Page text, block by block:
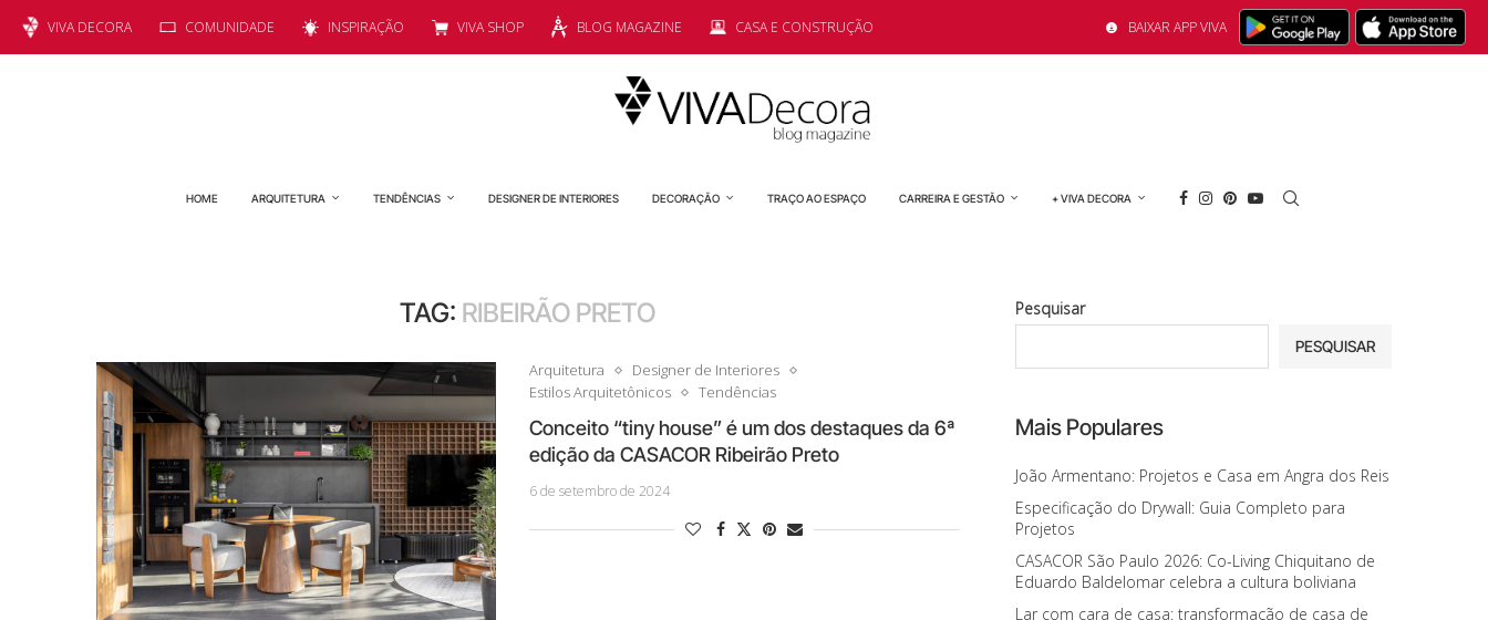
VIVA DECORA COMUNIDADE INSPIRAÇÃO VIVA SHOP BLOG MAGAZINE CASA E CONSTRUÇÃO BAIXAR APP VIVA
HOME ARQUITETURA TENDÊNCIAS DESIGNER DE INTERIORES DECORAÇÃO TRAÇO AO ESPAÇO CARREIRA E GESTÃO + VIVA DECORA
TAG: RIBEIRÃO PRETO
Arquitetura
Designer de Interiores
Estilos Arquitetônicos
Tendências
Conceito “tiny house” é um dos destaques da 6ª
edição da CASACOR Ribeirão Preto
6 de setembro de 2024
Pesquisar
PESQUISAR
Mais Populares
João Armentano: Projetos e Casa em Angra dos Reis
Especificação do Drywall: Guia Completo para
Projetos
CASACOR São Paulo 2026: Co-Living Chiquitano de
Eduardo Baldelomar celebra a cultura boliviana
Lar com cara de casa: transformação de casa de